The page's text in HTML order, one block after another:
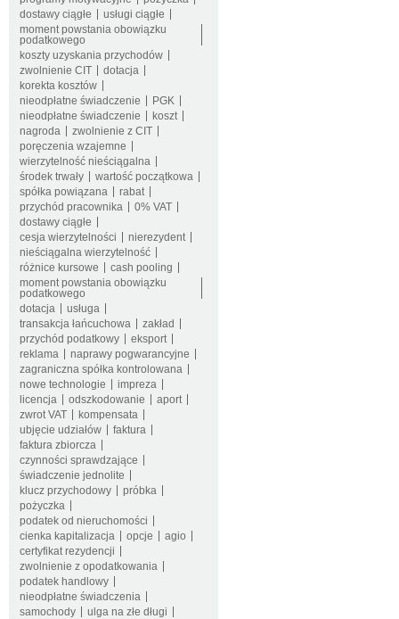
dostawy ciągłe
usługi ciągłe
moment powstania obowiązku
podatkowego
koszty uzyskania przychodów
zwolnienie CIT
dotacja
korekta kosztów
nieodpłatne świadczenie
PGK
nieodpłatne świadczenie
koszt
nagroda
zwolnienie z CIT
poręczenia wzajemne
wierzytelność nieściągalna
środek trwały
wartość początkowa
spółka powiązana
rabat
przychód pracownika
0% VAT
dostawy ciągłe
cesja wierzytelności
nierezydent
nieściągalna wierzytelność
różnice kursowe
cash pooling
moment powstania obowiązku
podatkowego
dotacja
usługa
transakcja łańcuchowa
zakład
przychód podatkowy
eksport
reklama
naprawy pogwarancyjne
zagraniczna spółka kontrolowana
nowe technologie
impreza
licencja
odszkodowanie
aport
zwrot VAT
kompensata
ubjęcie udziałów
faktura
faktura zbiorcza
czynności sprawdzające
świadczenie jednolite
klucz przychodowy
próbka
pożyczka
podatek od nieruchomości
cienka kapitalizacja
opcje
agio
certyfikat rezydencji
zwolnienie z opodatkowania
podatek handlowy
nieodpłatne świadczenia
samochody
ulga na złe długi